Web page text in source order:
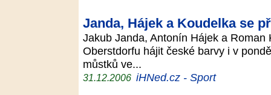
Janda, Hájek a Koudelka se
Jakub Janda, Antonín Hájek a
Oberstdorfu hájit české barvy i v
můstků ve...
31.12.2006 iHNed.cz - Sport